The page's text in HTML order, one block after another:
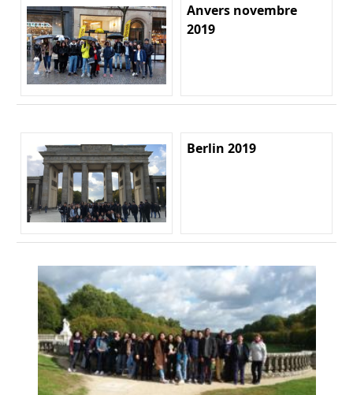
Anvers novembre
2019
Berlin 2019